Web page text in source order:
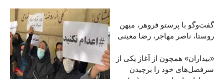
گفت‌وگو با پرستو فروهر، میهن
روستا، ناصر مهاجر، رضا معینی
«بیداران» همچون از آغاز یکی از
سرفصل‌های خود را برچیدن